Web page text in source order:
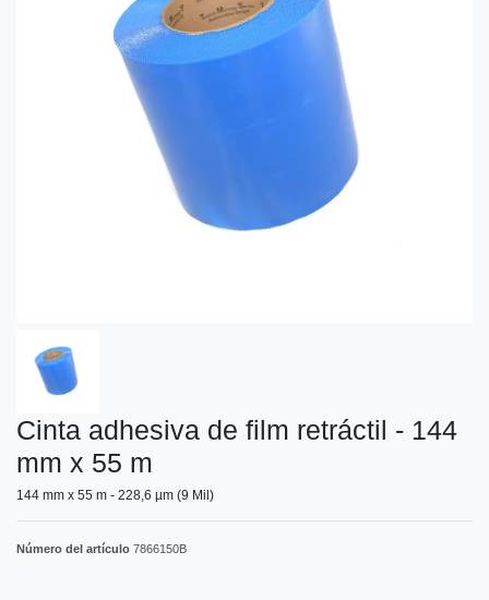
Cinta adhesiva de film retráctil - 144
mm x 55 m
144 mm x 55 m - 228,6 µm (9 Mil)
Número del artículo 7866150B